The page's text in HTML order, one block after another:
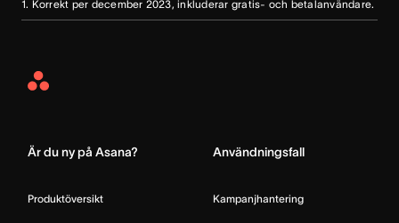
1. Korrekt per december 2023, inkluderar gratis- och betalanvändare.
Asana
Är du ny på Asana?
Produktöversikt
Användningsfall
Kampanjhantering